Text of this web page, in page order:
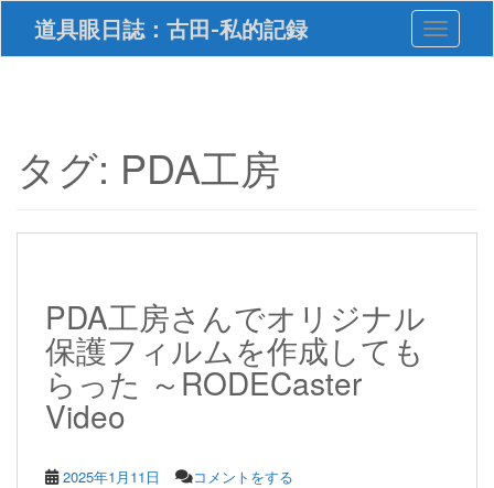
i
道具眼日誌：古田-私的記録 Toggle
タグ: PDA工房
PDA工房さんでオリジナル
保護フィルムを作成しても
らった ～RODECaster
Video
2025年1月11日 コメントをする